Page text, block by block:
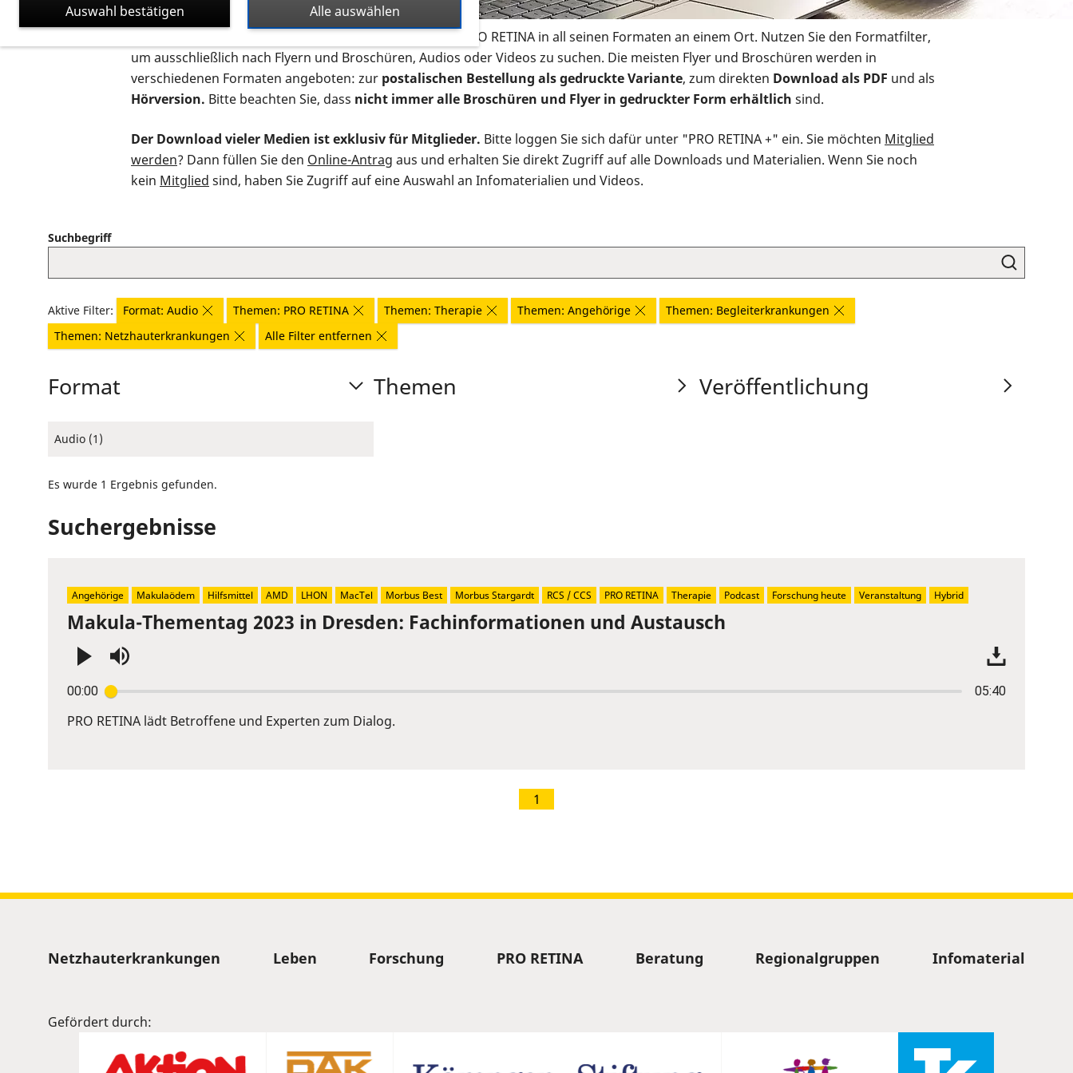
Auf dieser Seite finden Sie sämtliches Infomaterial der PRO RETINA in all seinen Formaten an einem Ort. Nutzen Sie den Formatfilter,
um ausschließlich nach Flyern und Broschüren, Audios oder Videos zu suchen. Die meisten Flyer und Broschüren werden in
verschiedenen Formaten angeboten: zur postalischen Bestellung als gedruckte Variante, zum direkten Download als PDF und als
Hörversion. Bitte beachten Sie, dass nicht immer alle Broschüren und Flyer in gedruckter Form erhältlich sind.
Der Download vieler Medien ist exklusiv für Mitglieder. Bitte loggen Sie sich dafür unter "PRO RETINA +" ein. Sie möchten Mitglied
werden? Dann füllen Sie den Online-Antrag aus und erhalten Sie direkt Zugriff auf alle Downloads und Materialien. Wenn Sie noch
kein Mitglied sind, haben Sie Zugriff auf eine Auswahl an Infomaterialien und Videos.
Suchbegriff
Aktive Filter: Format: Audio Themen: PRO RETINA Themen: Therapie Themen: Angehörige
Themen: Begleiterkrankungen
Themen: Netzhauterkrankungen
Alle Filter entfernen
Format
Audio (1)
Themen Veröffentlichung
Es wurde 1 Ergebnis gefunden.
Suchergebnisse
Makula-Thementag 2023 in Dresden: Fachinformationen und Austausch
00:00 05:40
Enter
or
PRO RETINA lädt Betroffene und Experten zum Dialog.
Angehörige Makulaödem Hilfsmittel AMD LHON MacTel Morbus Best Morbus Stargardt RCS / CCS PRO RETINA Therapie Podcast Forschung heute Veranstaltung Hybrid
1
Sitemap
Netzhauterkrankungen Leben Forschung PRO RETINA Beratung Regionalgruppen Infomaterial
Gefördert durch:
Alle auswählen
Auswahl bestätigen